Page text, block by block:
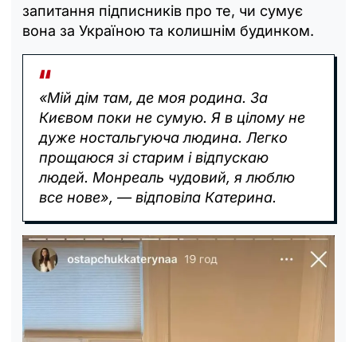
запитання підписників про те, чи сумує
вона за Україною та колишнім будинком.
«Мій дім там, де моя родина. За
Києвом поки не сумую. Я в цілому не
дуже ностальгуюча людина. Легко
прощаюся зі старим і відпускаю
людей. Монреаль чудовий, я люблю
все нове», — відповіла Катерина.